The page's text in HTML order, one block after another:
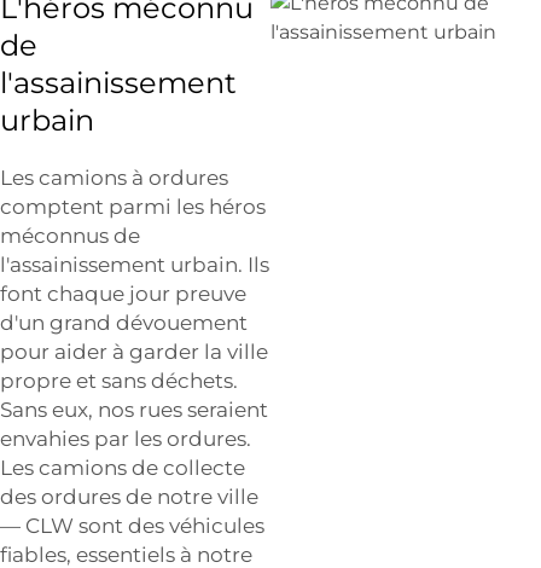
L'héros méconnu
de
l'assainissement
urbain
Les camions à ordures
comptent parmi les héros
méconnus de
l'assainissement urbain. Ils
font chaque jour preuve
d'un grand dévouement
pour aider à garder la ville
propre et sans déchets.
Sans eux, nos rues seraient
envahies par les ordures.
Les camions de collecte
des ordures de notre ville
— CLW sont des véhicules
fiables, essentiels à notre